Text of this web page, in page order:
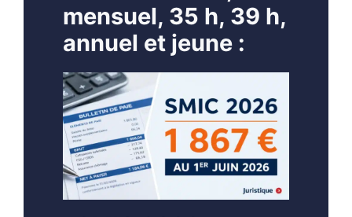
mensuel, 35 h, 39 h,
annuel et jeune :